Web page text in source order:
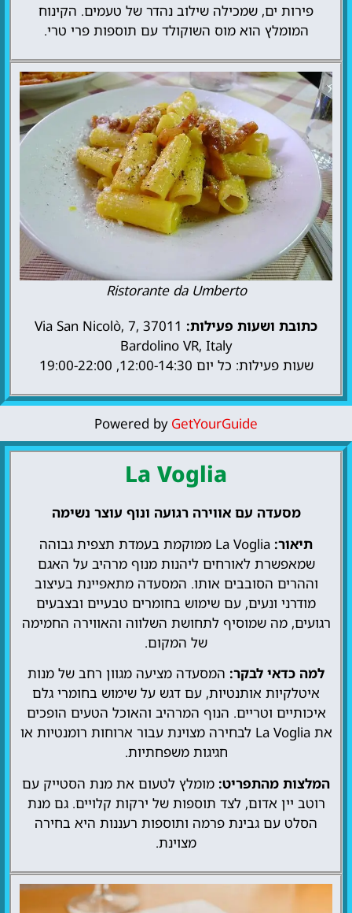
פירות ים, שמכילה שילוב נהדר של טעמים. הקינוח
המומלץ הוא מוס השוקולד עם תוספות פרי טרי.
Ristorante da Umberto
כתובת ושעות פעילות: Via San Nicolò, 7, 37011
Bardolino VR, Italy
שעות פעילות: כל יום 12:00-14:30, 19:00-22:00
Powered by GetYourGuide
La Voglia
מסעדה עם אווירה רגועה ונוף עוצר נשימה
תיאור:
La Voglia ממוקמת בעמדת תצפית גבוהה
שמאפשרת לאורחים ליהנות מנוף מרהיב על האגם
וההרים הסובבים אותו. המסעדה מתאפיינת בעיצוב
מודרני ונעים, עם שימוש בחומרים טבעיים ובצבעים
רגועים, מה שמוסיף לתחושת השלווה והאווירה החמימה
של המקום.
למה כדאי לבקר: המסעדה מציעה מגוון רחב של מנות
איטלקיות אותנטיות, עם דגש על שימוש בחומרי גלם
איכותיים וטריים. הנוף המרהיב והאוכל הטעים הופכים
את La Voglia לבחירה מצוינת עבור ארוחות רומנטיות או
חגיגות משפחתיות.
המלצות מהתפריט: מומלץ לטעום את מנת הסטייק עם
רוטב יין אדום, לצד תוספות של ירקות קלויים. גם מנת
הסלט עם גבינת פרמה ותוספות רעננות היא בחירה
מצוינת.